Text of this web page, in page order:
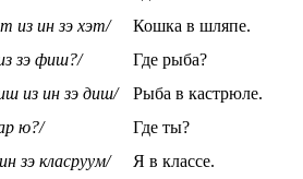
из ин зэ хэт/
Кошка в шляпе.
зэ фиш?/
Где рыба?
из ин зэ диш/
Рыба в кастрюле.
ю?/
Где ты?
зэ класруум/ Я в классе.